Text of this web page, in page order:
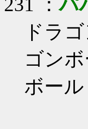
ドラ
ゴン
ボー